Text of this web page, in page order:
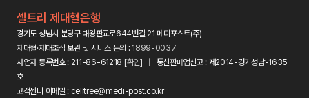
셀트리 제대혈은행
경기도 성남시 분당구 대왕판교로644번길 21 메디포스트(주)
제대혈·제대조직 보관 및 서비스 문의 : 1899-0037
사업자 등록번호 : 211-86-61218 [확인] | 통신판매업신고 : 제2014-경기성남-1635
호
고객센터 이메일 : celltree@medi-post.co.kr